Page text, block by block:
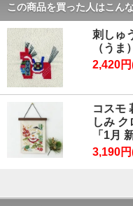
この商品を買った人はこん
刺しゅ
（うま）
2,420
コスモ
しみ ク
「1月
3,190